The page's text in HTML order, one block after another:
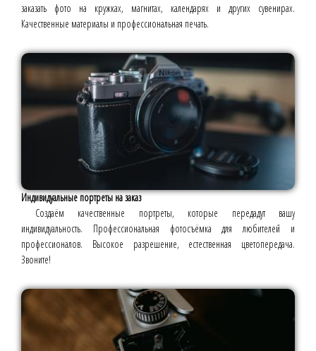
заказать фото на кружках, магнитах, календарях и других сувенирах.
Качественные материалы и профессиональная печать.
Индивидуальные портреты на заказ
Создаём качественные портреты, которые передадут вашу
индивидуальность. Профессиональная фотосъёмка для любителей и
профессионалов. Высокое разрешение, естественная цветопередача.
Звоните!